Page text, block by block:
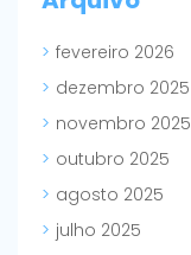
fevereiro 2026
dezembro 2025
novembro 2025
outubro 2025
agosto 2025
julho 2025